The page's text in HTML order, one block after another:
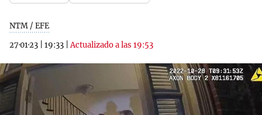
NTM / EFE
27·01·23
19:33 |Actualizado a las 19:53